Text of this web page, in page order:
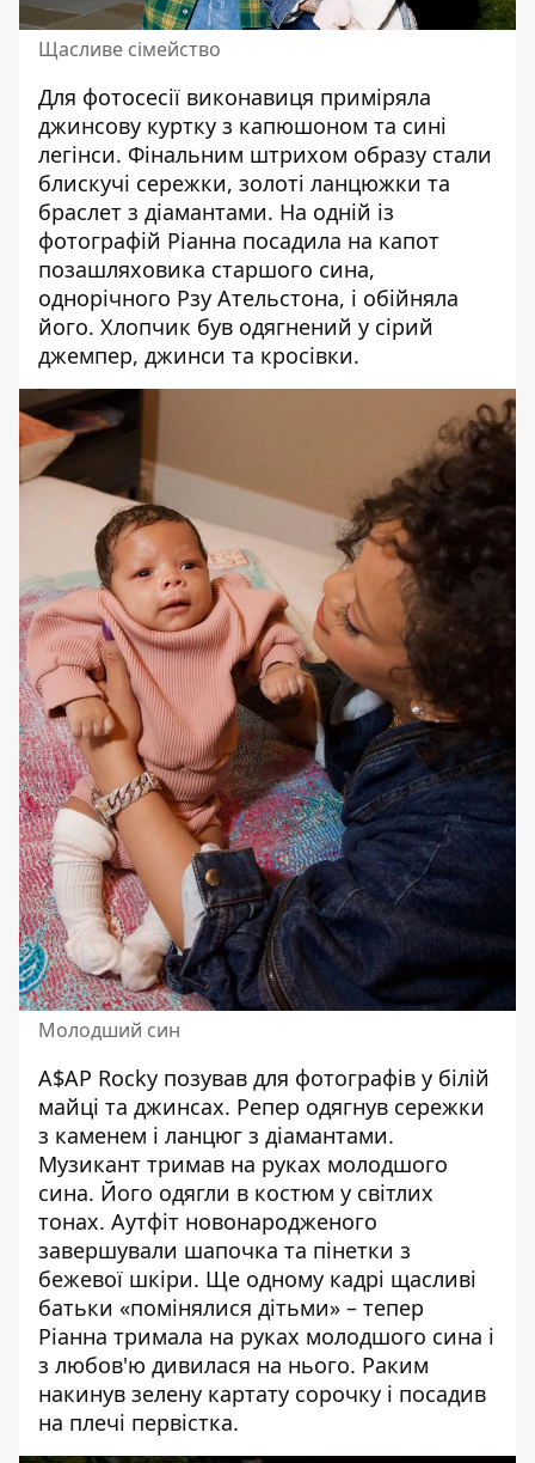
Щасливе сімейство
Для фотосесії виконавиця приміряла
джинсову куртку з капюшоном та сині
легінси. Фінальним штрихом образу стали
блискучі сережки, золоті ланцюжки та
браслет з діамантами. На одній із
фотографій Ріанна посадила на капот
позашляховика старшого сина,
однорічного Рзу Ательстона, і обійняла
його. Хлопчик був одягнений у сірий
джемпер, джинси та кросівки.
Молодший син
A$AP Rocky позував для фотографів у білій
майці та джинсах. Репер одягнув сережки
з каменем і ланцюг з діамантами.
Музикант тримав на руках молодшого
сина. Його одягли в костюм у світлих
тонах. Аутфіт новонародженого
завершували шапочка та пінетки з
бежевої шкіри. Ще одному кадрі щасливі
батьки «помінялися дітьми» – тепер
Ріанна тримала на руках молодшого сина і
з любов'ю дивилася на нього. Раким
накинув зелену картату сорочку і посадив
на плечі первістка.